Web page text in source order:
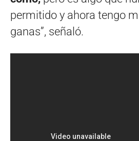
permitido y ahora tengo
ganas”, señaló.